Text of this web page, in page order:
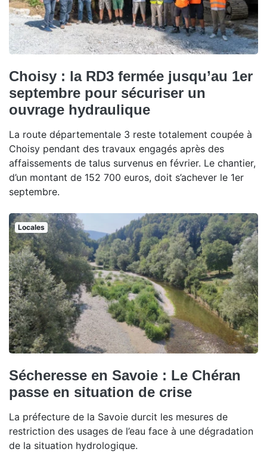
Choisy : la RD3 fermée jusqu’au 1er
septembre pour sécuriser un
ouvrage hydraulique
La route départementale 3 reste totalement coupée à
Choisy pendant des travaux engagés après des
affaissements de talus survenus en février. Le chantier,
d’un montant de 152 700 euros, doit s’achever le 1er
septembre.
Locales
Sécheresse en Savoie : Le Chéran
passe en situation de crise
La préfecture de la Savoie durcit les mesures de
restriction des usages de l’eau face à une dégradation
de la situation hydrologique.